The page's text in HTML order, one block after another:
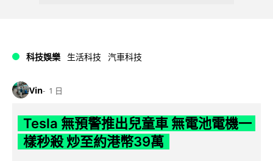
科技娛樂 生活科技 汽車科技
Vin 1 日
Tesla 無預警推出兒童車 無電池電機一
樣秒殺 炒至約港幣39萬